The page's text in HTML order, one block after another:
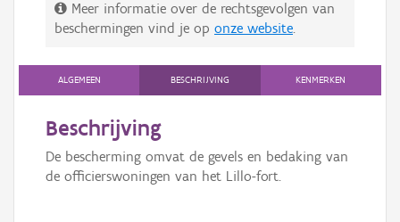
Meer informatie over de rechtsgevolgen van
beschermingen vind je op onze website.
ALGEMEEN BESCHRIJVING KENMERKEN
Beschrijving
De bescherming omvat de gevels en bedaking van
de officierswoningen van het Lillo-fort.